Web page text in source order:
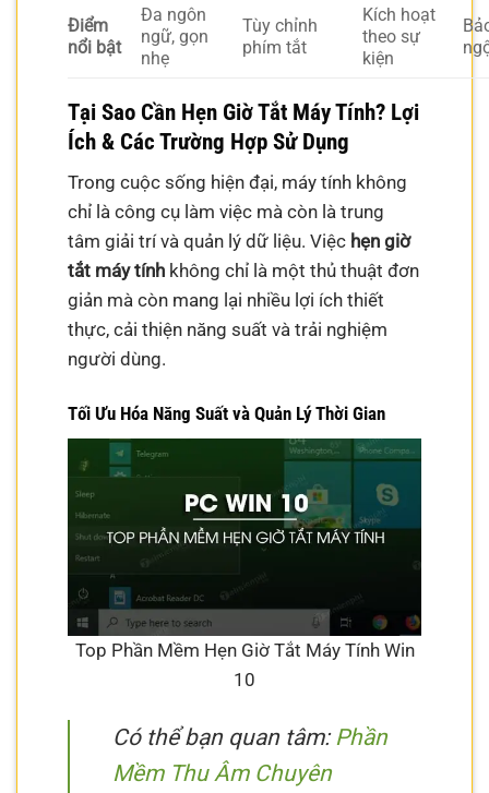
Điểm
nổi bật
Đa ngôn
ngữ, gọn
nhẹ
Tùy chỉnh
phím tắt
Kích hoạt
theo sự
kiện
Tại Sao Cần Hẹn Giờ Tắt Máy Tính? Lợi
Ích & Các Trường Hợp Sử Dụng
Trong cuộc sống hiện đại, máy tính không
chỉ là công cụ làm việc mà còn là trung
tâm giải trí và quản lý dữ liệu. Việc hẹn giờ
tắt máy tính không chỉ là một thủ thuật đơn
giản mà còn mang lại nhiều lợi ích thiết
thực, cải thiện năng suất và trải nghiệm
người dùng.
Tối Ưu Hóa Năng Suất và Quản Lý Thời Gian
Top Phần Mềm Hẹn Giờ Tắt Máy Tính Win
10
Có thể bạn quan tâm: Phần
Mềm Thu Âm Chuyên